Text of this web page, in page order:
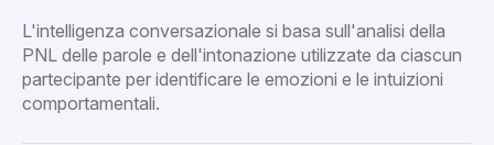
L'intelligenza conversazionale si basa sull'analisi della
PNL delle parole e dell'intonazione utilizzate da ciascun
partecipante per identificare le emozioni e le intuizioni
comportamentali.